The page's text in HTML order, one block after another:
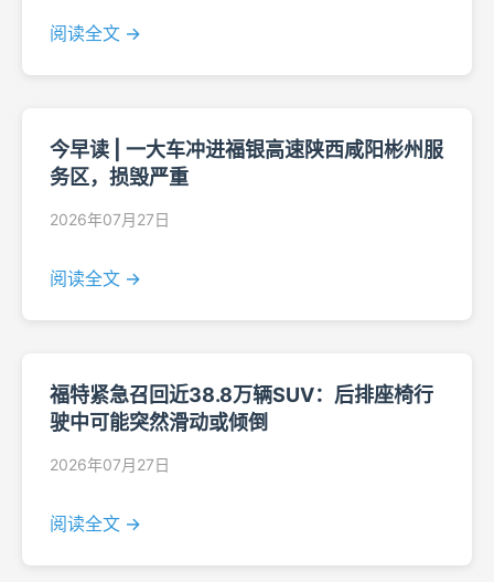
阅读全文 →
今早读 | 一大车冲进福银高速陕西咸阳彬州服
务区，损毁严重
2026年07月27日
阅读全文 →
福特紧急召回近38.8万辆SUV：后排座椅行
驶中可能突然滑动或倾倒
2026年07月27日
阅读全文 →